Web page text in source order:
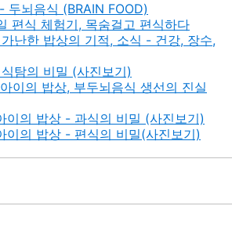
두뇌음식 (BRAIN FOOD)
편식 체험기, 목숨걸고 편식하다
난한 밥상의 기적, 소식 - 건강, 장수,
탐의 비밀 (사진보기)
이의 밥상, 부두뇌음식 생선의 진실
이의 밥상 - 과식의 비밀 (사진보기)
이의 밥상 - 편식의 비밀(사진보기)